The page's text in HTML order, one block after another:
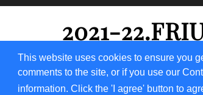
This website uses cookies to ensure you
comments to the site, or if you use our
information. Click the 'I agree' button to
2021-
HOME 2023 2020